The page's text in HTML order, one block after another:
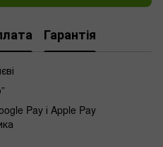
Гарантія
Pay і Apple Pay